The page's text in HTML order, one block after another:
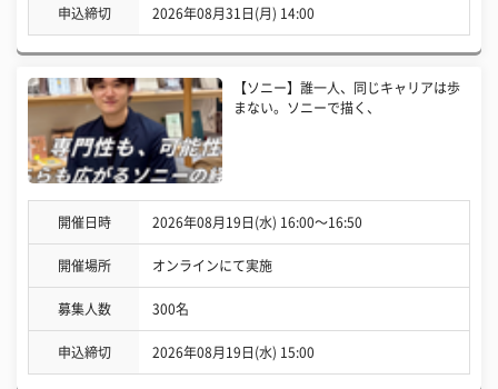
申込締切 2026年08月31日(月) 14:00
【ソニー】誰一人、同じキャリアは歩
まない。ソニーで描く、
開催日時 2026年08月19日(水) 16:00〜16:50
開催場所 オンラインにて実施
募集人数 300名
申込締切 2026年08月19日(水) 15:00